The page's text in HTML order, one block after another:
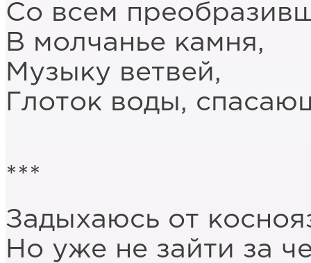
Со всем
В молчанье камня,
Музыку ветвей,
Глоток воды,
***
Задыхаюсь от
Но уже не зайти за